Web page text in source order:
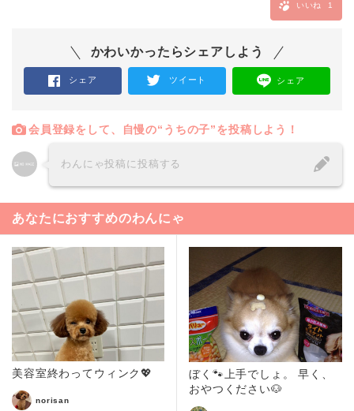
いいね 1
かわいかったらシェアしよう
シェア ツイート シェア
会員登録をして、自慢の“うちの子”を投稿しよう！
わんにゃ投稿に投稿する
あなたにおすすめのわんにゃ
美容室終わってウィンク💖
norisan
ぼく🐾上手でしょ。 早く、
おやつください🐶